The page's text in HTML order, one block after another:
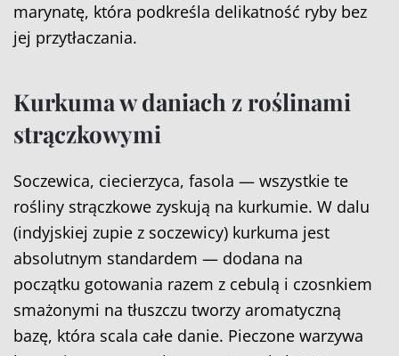
marynatę, która podkreśla delikatność ryby bez
jej przytłaczania.
Kurkuma w daniach z roślinami
strączkowymi
Soczewica, ciecierzyca, fasola — wszystkie te
rośliny strączkowe zyskują na kurkumie. W dalu
(indyjskiej zupie z soczewicy) kurkuma jest
absolutnym standardem — dodana na
początku gotowania razem z cebulą i czosnkiem
smażonymi na tłuszczu tworzy aromatyczną
bazę, która scala całe danie. Pieczone warzywa